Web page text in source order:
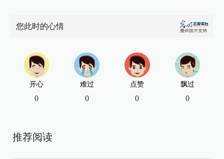
您此时的心情
开心
0
难过
0
点赞
0
飘过
0
推荐阅读